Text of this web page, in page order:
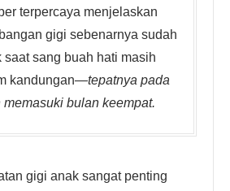
terpercaya menjelaskan
gigi sebenarnya sudah
saat sang buah hati masih
kandungan—tepatnya pada
bulan keempat.
gigi anak sangat penting